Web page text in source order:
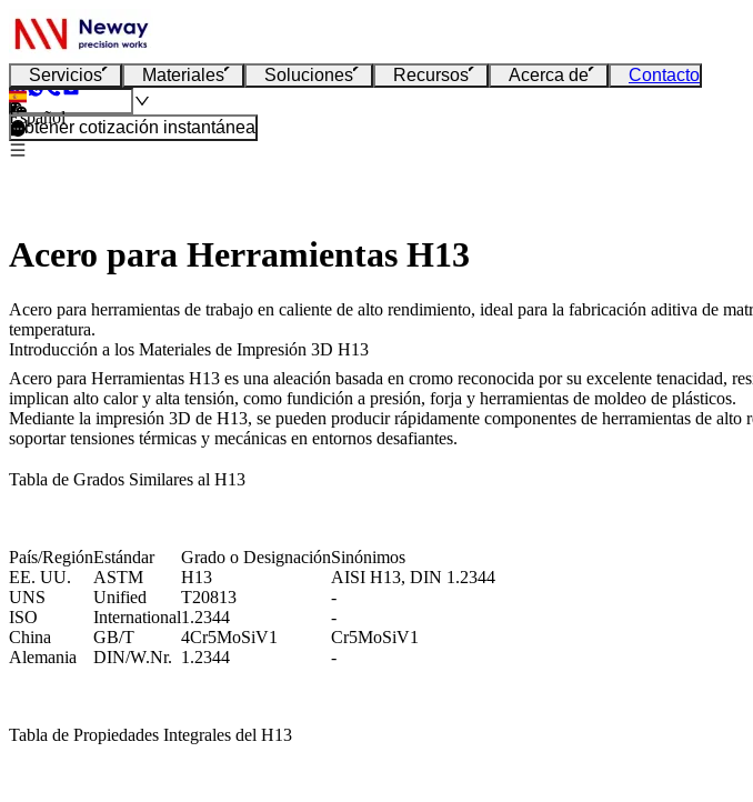
Servicios Materiales Soluciones Recursos Acerca de Contacto
Español
Obtener cotización instantánea
Acero para Herramientas H13
Acero para herramientas de trabajo en caliente de alto rendimiento, ideal para la fabricación aditiva de
temperatura.
Introducción a los Materiales de Impresión 3D H13
Acero para Herramientas H13 es una aleación basada en cromo reconocida por su excelente tenacidad,
implican alto calor y alta tensión, como fundición a presión, forja y herramientas de moldeo de plásticos.
Mediante la impresión 3D de H13, se pueden producir rápidamente componentes de herramientas de
soportar tensiones térmicas y mecánicas en entornos desafiantes.
Tabla de Grados Similares al H13
País/RegiónEstándar Grado o DesignaciónSinónimos
EE. UU.
ASTM H13
AISI H13, DIN 1.2344
UNS
Unified T20813
-
ISO
International1.2344
-
China
GB/T 4Cr5MoSiV1
Cr5MoSiV1
Alemania
DIN/W.Nr. 1.2344 -
Tabla de Propiedades Integrales del H13